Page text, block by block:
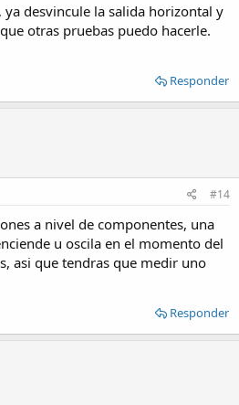
desvincule la salida horizontal y
otras pruebas puedo hacerle.
Responder
#14
a nivel de componentes, una
u oscila en el momento del
asi que tendras que medir uno
Responder